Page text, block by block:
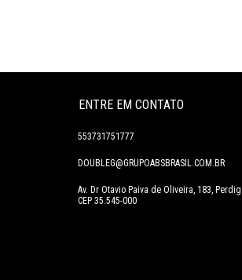
ENTRE EM CONTATO
553731751777
DOUBLEG@GRUPOABSBRASIL.COM.BR
Av. Dr Otavio Paiva de Oliveira, 183,
CEP 35.545-000